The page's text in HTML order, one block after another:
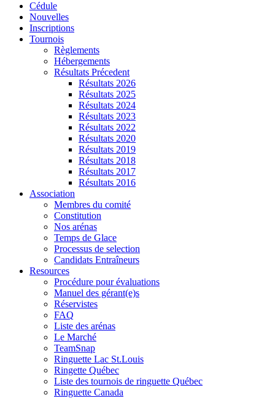
Cédule
Nouvelles
Inscriptions
Tournois
Règlements
Hébergements
Résultats Précedent
Résultats 2026
Résultats 2025
Résultats 2024
Résultats 2023
Résultats 2022
Résultats 2020
Résultats 2019
Résultats 2018
Résultats 2017
Résultats 2016
Association
Membres du comité
Constitution
Nos arénas
Temps de Glace
Processus de selection
Candidats Entraîneurs
Resources
Procédure pour évaluations
Manuel des gérant(e)s
Réservistes
FAQ
Liste des arénas
Le Marché
TeamSnap
Ringuette Lac St.Louis
Ringette Québec
Liste des tournois de ringuette Québec
Ringuette Canada